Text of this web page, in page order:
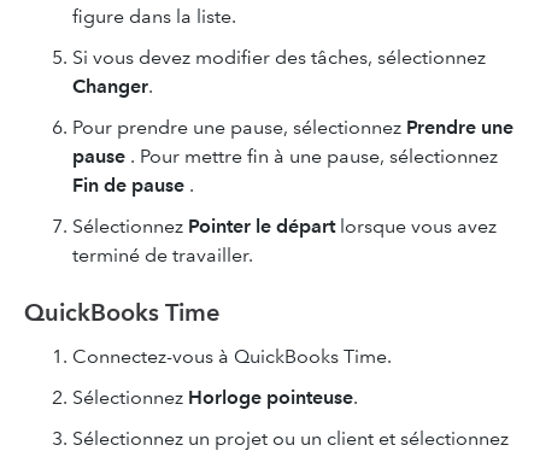
figure dans la liste.
Si vous devez modifier des tâches, sélectionnez
Changer.
Pour prendre une pause, sélectionnez Prendre une
pause . Pour mettre fin à une pause, sélectionnez
Fin de pause .
Sélectionnez Pointer le départlorsque vous avez
terminé de travailler.
QuickBooks Time
Connectez-vous à QuickBooks Time.
Sélectionnez Horloge pointeuse.
Sélectionnez un projet ou un client et sélectionnez